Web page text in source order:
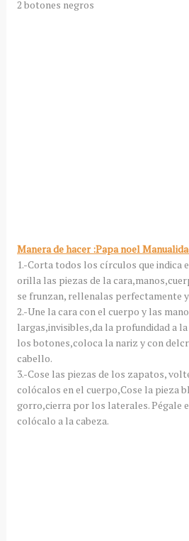
2 botones negros
Manera de hacer :Papa noel
1.-Corta todos los círculos que indica
orilla las piezas de la
se frunzan, rellenalas perfectamente
2.-Une la cara con el cuerpo y las
largas,invisibles,da la profundidad a
los botones,coloca la nariz y con
cabello.
3.-Cose las piezas de los zapatos,
colócalos en el cuerpo,Cose la pieza
gorro,cierra por los laterales. Pégale
colócalo a la cabeza.